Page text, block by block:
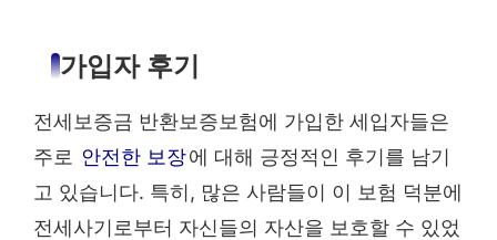
가입자 후기
전세보증금 반환보증보험에 가입한 세입자들은
주로 안전한 보장에 대해 긍정적인 후기를 남기
고 있습니다. 특히, 많은 사람들이 이 보험 덕분에
전세사기로부터 자신들의 자산을 보호할 수 있었